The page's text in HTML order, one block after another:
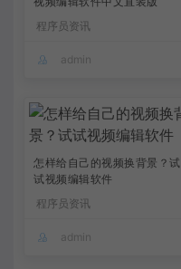
程序员资讯
admin
怎样给自己的视频换背景？试
试视频编辑软件
程序员资讯
admin